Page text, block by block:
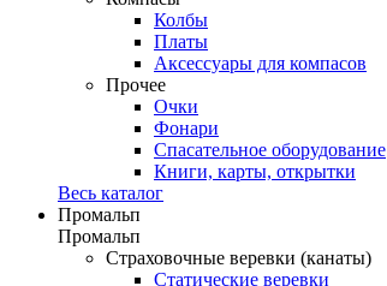
Колбы
Платы
Аксессуары для компасов
Прочее
Очки
Фонари
Спасательное оборудование
Книги, карты, открытки
Весь каталог
Промальп
Промальп
Страховочные веревки (канаты)
Статические веревки